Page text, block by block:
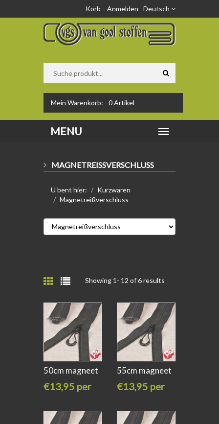
Deutsch
Korb Anmelden
Mein Warenkorb: 0Artikel
MAGNETREISSVERSCHLUSS
U bent hier:
Kurzwaren
Magnetreißverschluss
Showing 1- 12 of 6 results
50cm magneet
€13,95 per
55cm magneet
€13,95 per